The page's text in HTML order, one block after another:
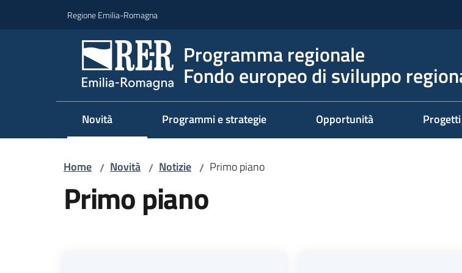
Regione Emilia-Romagna
Programma regionale
Fondo europeo di sviluppo
Novità Programmi e strategie Opportunità
Home / Novità / Notizie / Primo piano
Primo piano